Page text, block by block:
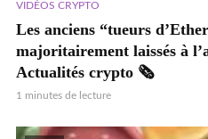
VIDÉOS CRYPTO
Les anciens “tueurs
majoritairement laissés à
Actualités crypto 🗞️
1 minutes de lecture